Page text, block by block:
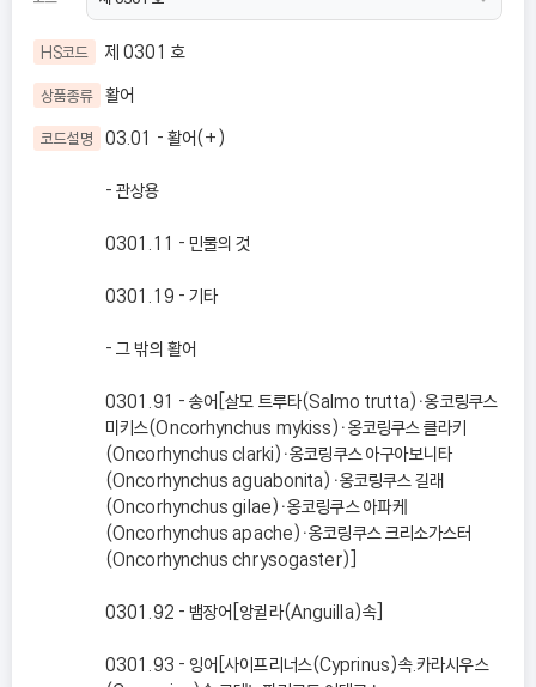
HS코드 제 0301 호
상품종류 활어
코드설명 03.01 - 활어(+)
- 관상용
0301.11 - 민물의 것
0301.19 - 기타
- 그 밖의 활어
0301.91 - 송어[살모 트루타(Salmo trutta)ㆍ옹코링쿠스
미키스(Oncorhynchus mykiss)ㆍ옹코링쿠스 클라키
(Oncorhynchus clarki)ㆍ옹코링쿠스 아구아보니타
(Oncorhynchus aguabonita)ㆍ옹코링쿠스 길래
(Oncorhynchus gilae)ㆍ옹코링쿠스 아파케
(Oncorhynchus apache)ㆍ옹코링쿠스 크리소가스터
(Oncorhynchus chrysogaster)]
0301.92 - 뱀장어[앙귈라(Anguilla)속]
0301.93 - 잉어[사이프리너스(Cyprinus)속.카라시우스